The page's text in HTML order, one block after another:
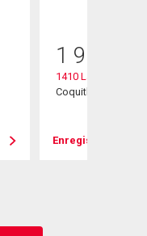
1 900
1410 Lansdowne
Coquitlam, BC
Enregistrer